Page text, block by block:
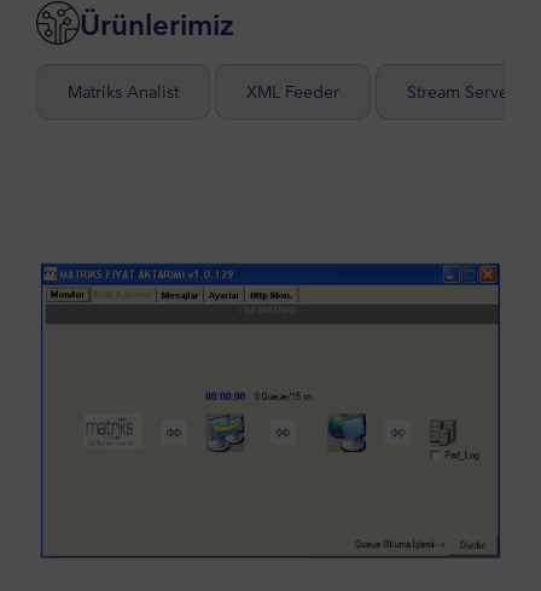
Ürünlerimiz
Matriks Analist XML Feeder Stream Server